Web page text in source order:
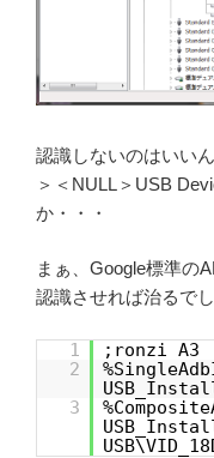
認識しないのはいい
＞＜NULL＞USB
か・・・
まぁ、Google標準の
認識させれば治るで
1
;ronzi A3
2
3